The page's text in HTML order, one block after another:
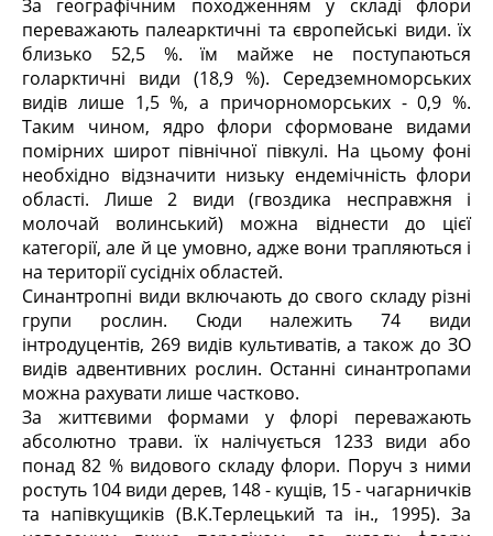
За географічним походженням у складі флори
переважають палеарктичні та європейські види. їх
близько 52,5 %. їм майже не поступаються
голарктичні види (18,9 %). Середземноморських
видів лише 1,5 %, а причорноморських - 0,9 %.
Таким чином, ядро флори сформоване видами
помірних широт північної півкулі. На цьому фоні
необхідно відзначити низьку ендемічність флори
області. Лише 2 види (гвоздика несправжня і
молочай волинський) можна віднести до цієї
категорії, але й це умовно, адже вони трапляються і
на території сусідніх областей.
Синантропні види включають до свого складу різні
групи рослин. Сюди належить 74 види
інтродуцентів, 269 видів культиватів, а також до ЗО
видів адвентивних рослин. Останні синантропами
можна рахувати лише частково.
За життєвими формами у флорі переважають
абсолютно трави. їх налічується 1233 види або
понад 82 % видового складу флори. Поруч з ними
ростуть 104 види дерев, 148 - кущів, 15 - чагарничків
та напівкущиків (В.К.Терлецький та ін., 1995). За